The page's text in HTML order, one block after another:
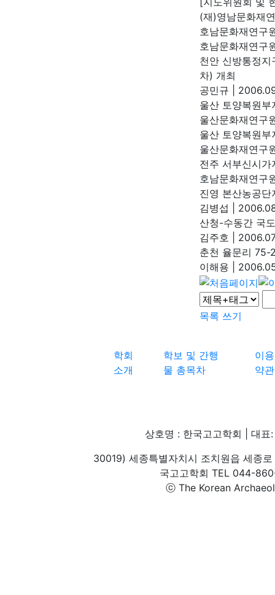
(재)영남문화재
호남문화재연구
호남문화재연구
천안 신방통정
차) 개최
공민규
울산 토양복원
울산문화재연구
울산 토양복원
울산문화재연구
전주 서부신시
호남문화재연구
진영 본산농공
김병섭
산청-수동간 국
김주호
춘천 율문리 75-
이해용
목록 쓰기
학회
소개
학보 및 간행
물 총목차
이용
약관
상호명 : 한국고고학회 | 대
30019) 세종특별자치시 조치원읍 세종
국고고학회 TEL 044-
ⓒ The Korean